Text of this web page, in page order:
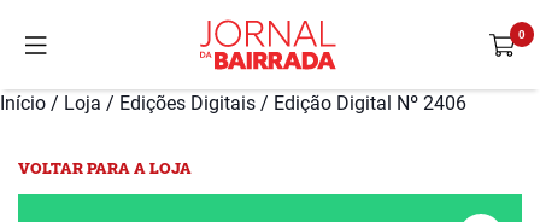
Início / Loja / Edições Digitais / Edição Digital Nº 2406
VOLTAR PARA A LOJA